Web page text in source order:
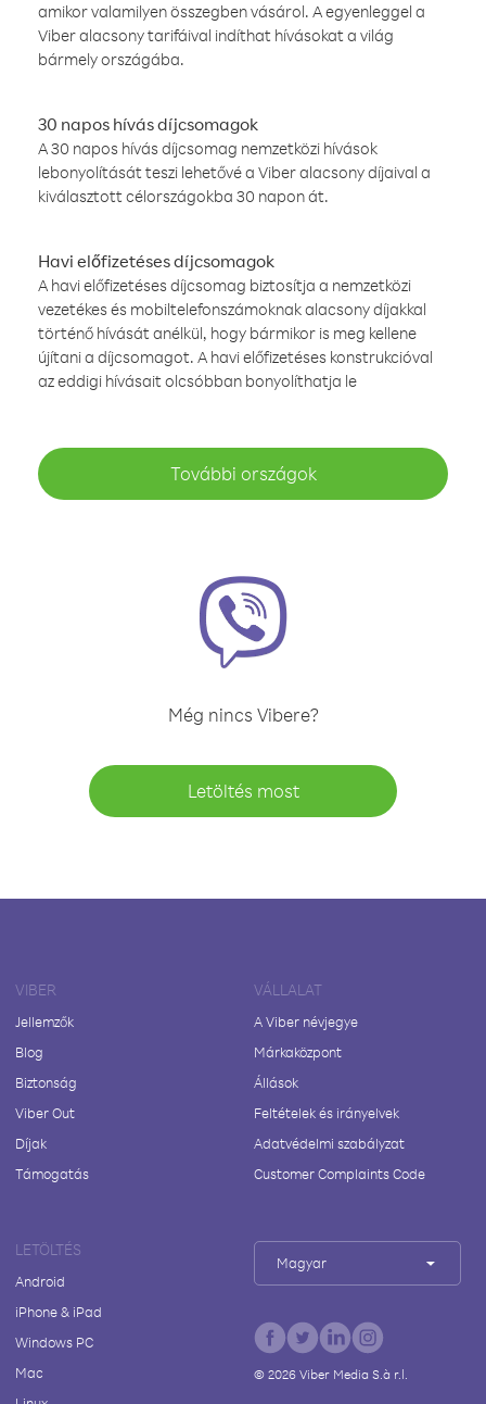
amikor valamilyen összegben vásárol. A egyenleggel a
Viber alacsony tarifáival indíthat hívásokat a világ
bármely országába.
30 napos hívás díjcsomagok
A 30 napos hívás díjcsomag nemzetközi hívások
lebonyolítását teszi lehetővé a Viber alacsony díjaival a
kiválasztott célországokba 30 napon át.
Havi előfizetéses díjcsomagok
A havi előfizetéses díjcsomag biztosítja a nemzetközi
vezetékes és mobiltelefonszámoknak alacsony díjakkal
történő hívását anélkül, hogy bármikor is meg kellene
újítani a díjcsomagot. A havi előfizetéses konstrukcióval
az eddigi hívásait olcsóbban bonyolíthatja le
További országok
Még nincs Vibere?
Letöltés most
VIBER
Jellemzők
Blog
Biztonság
Viber Out
Díjak
Támogatás
VÁLLALAT
A Viber névjegye
Márkaközpont
Állások
Feltételek és irányelvek
Adatvédelmi szabályzat
Customer Complaints Code
LETÖLTÉS
Android
iPhone & iPad
Windows PC
Mac
Magyar
© 2026Viber Media S.à r.l.